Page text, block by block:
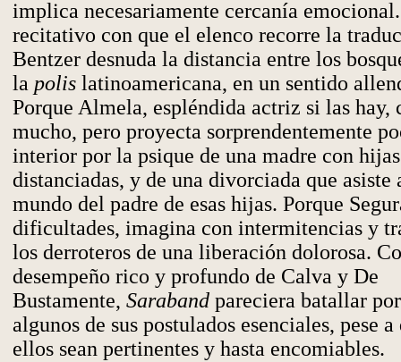
implica necesariamente cercanía
recitativo con que el elenco recorre la
Bentzer desnuda la distancia entre los
la polis latinoamericana, en un sentido
Porque Almela, espléndida actriz si las hay,
mucho, pero proyecta sorprendentemente
interior por la psique de una madre con
distanciadas, y de una divorciada que asiste
mundo del padre de esas hijas. Porque
dificultades, imagina con intermitencias y
los derroteros de una liberación dolorosa.
desempeño rico y profundo de Calva y De
Bustamente, Saraband pareciera batallar
algunos de sus postulados esenciales, pese
ellos sean pertinentes y hasta encomiables.